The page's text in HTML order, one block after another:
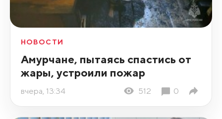
НОВОСТИ
Амурчане, пытаясь спастись от
жары, устроили пожар
вчера, 13:34 512 0